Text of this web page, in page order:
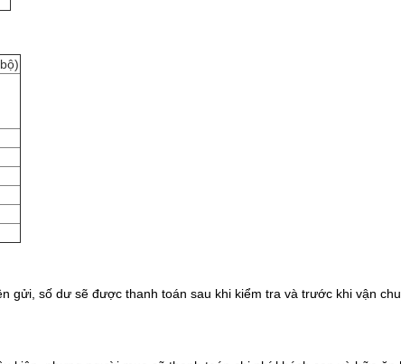
số dư sẽ được thanh toán sau khi kiểm tra và trước khi vận